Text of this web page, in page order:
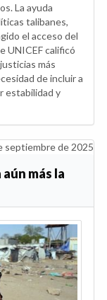
La ayuda
talibanes,
el acceso del
UNICEF calificó
más
de incluir a
estabilidad y
septiembre de 2025
más la